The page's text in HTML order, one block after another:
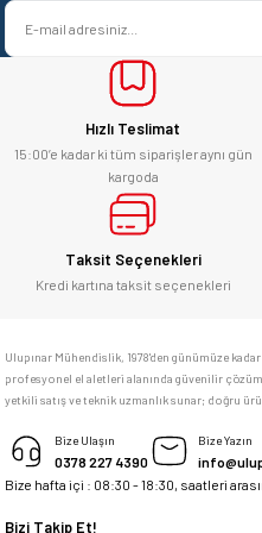
Ürün bilgilerinde hatalar bulunuyor.
Ürün fiyatı diğer sitelerden daha
Bu ürüne benzer farklı alternatifler
satışı ve alış veriş deneyimi gayet
başarılı. hayırlı işler. teşekkürler.
yücel çağatay uzun | 12/06/2026
Kesinlikle orjinal ürün, güvenerek
alabilirsiniz.
E... Ü... | 10/06/2026
Bosch marka alet alacaksam kesinlikle
adresim Ulupınar.com.tr
memnun kaldım
Deneyimini Paylaş
Hızlı Teslimat
15:00’e kadar ki tüm siparişler aynı gün
kargoda
Taksit Seçenekleri
Kredi kartına taksit seçenekleri
Ulupınar Mühendislik, 1978'den günümüze
profesyonel el aletleri alanında güvenilir
yetkili satış ve teknik uzmanlık sunar; doğru
Bize Ulaşın
0378 227 4390
Bize Yazın
Bize hafta içi : 08:30 - 18:30, saatleri
Bizi Takip Et!